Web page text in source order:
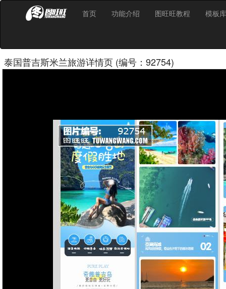
首页 功能介绍 图旺旺教程 模板库
泰国普吉斯米兰旅游详情页 (编号：92754)